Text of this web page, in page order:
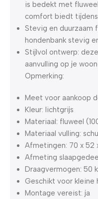
is bedekt met
comfort biedt tijdens
Stevig en duurzaam
hondenbank stevig
Stijlvol ontwerp:
aanvulling op je
Opmerking:
Meet voor aankoop
Kleur: lichtgrijs
Materiaal: fluweel
Materiaal vulling:
Afmetingen: 70 x 52
Afmeting
Draagvermogen: 50
Geschikt voor kleine
Montage vereist: ja